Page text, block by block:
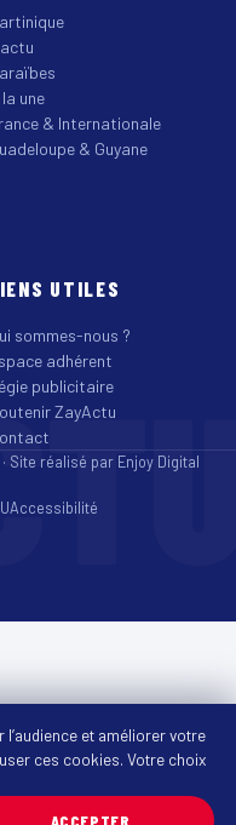
la une
& Internationale
& Guyane
UTILES
sommes-nous ?
adhérent
publicitaire
ZayActu
Site réalisé par Enjoy Digital
Accessibilité
et améliorer votre
ces cookies. Votre choix
ACCEPTER